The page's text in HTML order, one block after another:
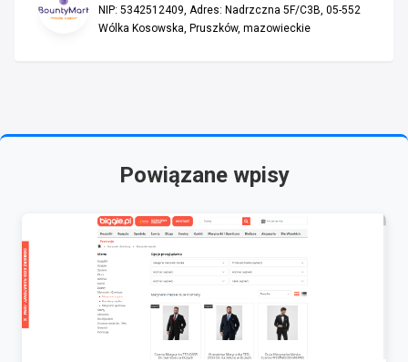
NIP: 5342512409, Adres: Nadrzczna 5F/C3B, 05-552
Wólka Kosowska, Pruszków, mazowieckie
Powiązane wpisy